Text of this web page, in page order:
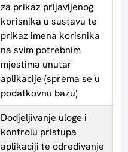
za prikaz prijavljenog
korisnika u sustavu te
prikaz imena korisnika
na svim potrebnim
mjestima unutar
aplikacije (sprema se u
podatkovnu bazu)
Dodjeljivanje uloge i
kontrolu pristupa
aplikaciji te određivanje